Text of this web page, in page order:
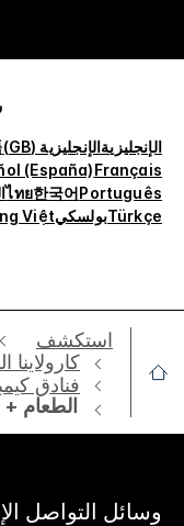
الإنجليزيةالإنجليزية (GB)
Français
(España)
Português
한국어
ไทย
TürkçeبولسكيViệt
استكشف
كارولاينا
فنادق
الطعام
وسائل التواصل